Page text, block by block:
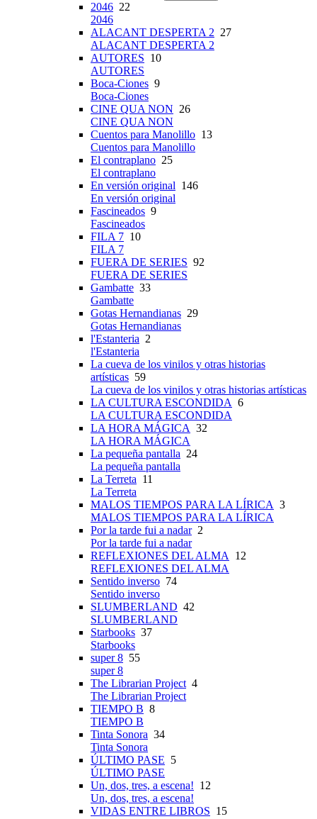
2046 22
2046
ALACANT DESPERTA 2 27
ALACANT DESPERTA 2
AUTORES 10
AUTORES
Boca-Ciones 9
Boca-Ciones
CINE QUA NON 26
CINE QUA NON
Cuentos para Manolillo 13
Cuentos para Manolillo
El contraplano 25
El contraplano
En versión original 146
En versión original
Fascineados 9
Fascineados
FILA 7 10
FILA 7
FUERA DE SERIES 92
FUERA DE SERIES
Gambatte 33
Gambatte
Gotas Hernandianas 29
Gotas Hernandianas
l'Estanteria 2
l'Estanteria
La cueva de los vinilos y otras historias
artísticas 59
La cueva de los vinilos y otras historias artísticas
LA CULTURA ESCONDIDA 6
LA CULTURA ESCONDIDA
LA HORA MÁGICA 32
LA HORA MÁGICA
La pequeña pantalla 24
La pequeña pantalla
La Terreta 11
La Terreta
MALOS TIEMPOS PARA LA LÍRICA 3
MALOS TIEMPOS PARA LA LÍRICA
Por la tarde fui a nadar2
Por la tarde fui a nadar
REFLEXIONES DEL ALMA
12
REFLEXIONES DEL ALMA
Sentido inverso 74
Sentido inverso
SLUMBERLAND 42
SLUMBERLAND
Starbooks 37
Starbooks
super 8 55
super 8
The Librarian Project 4
The Librarian Project
TIEMPO B 8
TIEMPO B
Tinta Sonora 34
Tinta Sonora
ÚLTIMO PASE 5
ÚLTIMO PASE
Un, dos, tres, a escena! 12
Un, dos, tres, a escena!
VIDAS ENTRE LIBROS 15